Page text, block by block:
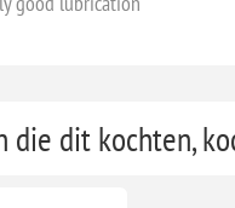
die dit kochten,